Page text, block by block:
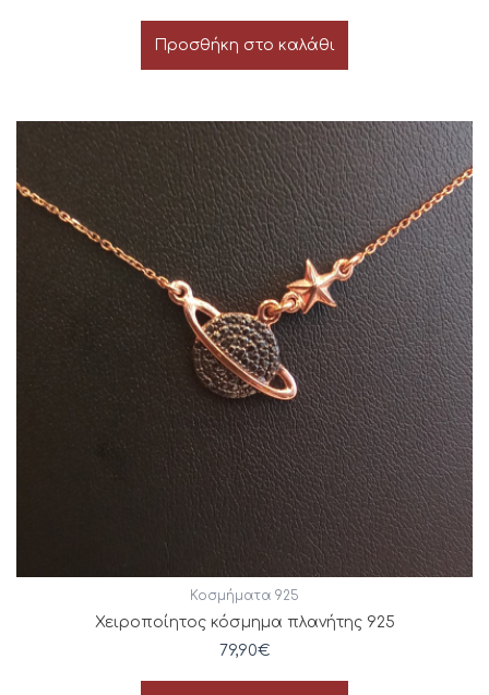
Προσθήκη στο καλάθι
Κοσμήματα 925
Χειροποίητος κόσμημα πλανήτης 925
79,90€